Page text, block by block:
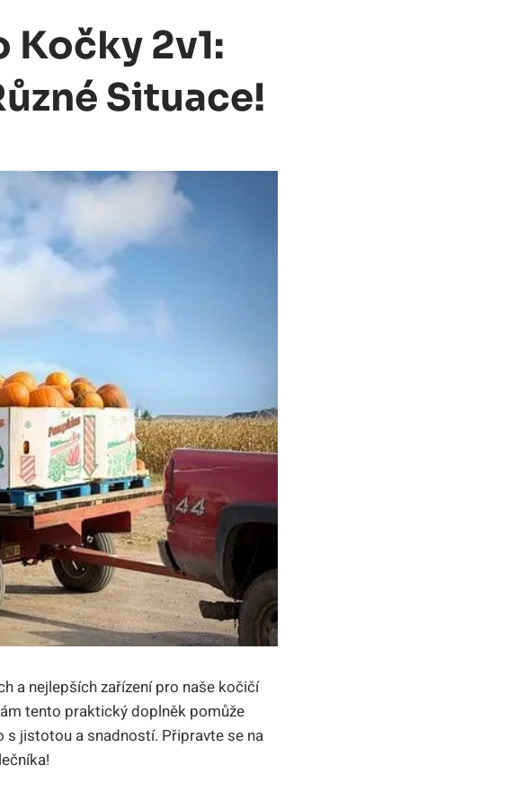
Kočky 2v1:
Situace!
a nejlepších zařízení pro naše kočičí
tento praktický doplněk pomůže
s jistotou a snadností. Připravte se na